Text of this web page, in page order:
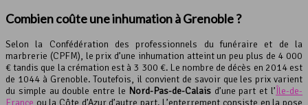
Combien coûte une inhumation à Grenoble ?
Selon la Confédération des professionnels du funéraire et de la
marbrerie (CPFM), le prix d’une inhumation atteint un peu plus de 4 000
€ tandis que la crémation est à 3 300 €. Le nombre de décès en 2014 est
de 1044 à Grenoble. Toutefois, il convient de savoir que les prix varient
du simple au double entre le Nord-Pas-de-Calaisd’une part et l’Île-de-